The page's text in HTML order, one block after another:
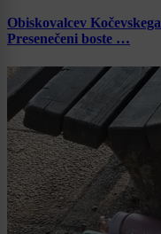
Obiskovalcev
Presenečeni boste …